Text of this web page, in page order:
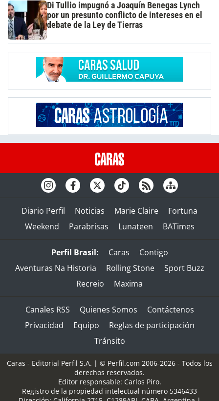
Di Tullio impugnó a Joaquín Benegas Lynch
por un presunto conflicto de intereses en el
debate de la Ley de Tierras
Diario Perfil Noticias Marie Claire
Fortuna
Weekend
Parabrisas Lunateen BATimes
Perfil Brasil: Caras
Contigo
Aventuras Na Historia
Rolling Stone
Sport Buzz
Recreio
Maxima
Canales RSS Quienes Somos
Contáctenos
Privacidad
Equipo
Reglas de participación
Tránsito
Caras - Editorial Perfil S.A. | © Perfil.com 2006-2026 - Todos los
derechos reservados.
Editor responsable: Carlos Piro.
Registro de la propiedad intelectual número 5346433